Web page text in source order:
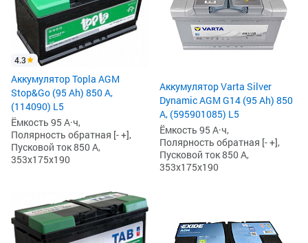
4.3
Аккумулятор Topla AGM
Stop&Go (95 Ah) 850 А,
(114090) L5
Ёмкость 95 А·ч,
Полярность обратная [- +],
Пусковой ток 850 А,
353x175x190
Аккумулятор Varta Silver
Dynamic AGM G14 (95 Ah) 850
А, (595901085) L5
Ёмкость 95 А·ч,
Полярность обратная [- +],
Пусковой ток 850 А,
353x175x190